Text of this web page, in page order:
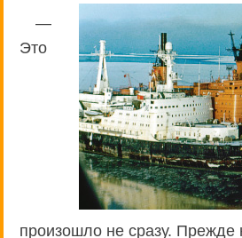
—
Это
произошло не сразу.